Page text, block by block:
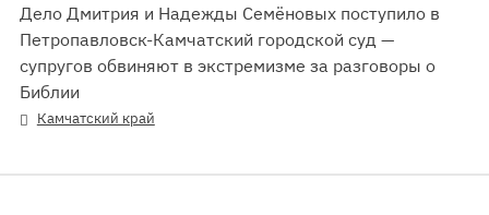
Дело Дмитрия и Надежды Семёновых поступило в
Петропавловск-Камчатский городской суд —
супругов обвиняют в экстремизме за разговоры о
Библии
Камчатский край